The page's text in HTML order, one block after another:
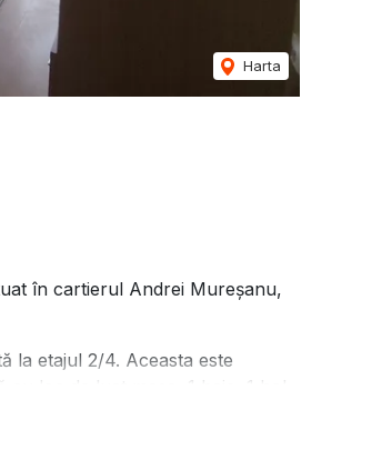
Harta
în cartierul Andrei Mureșanu,
la etajul 2/4. Aceasta este